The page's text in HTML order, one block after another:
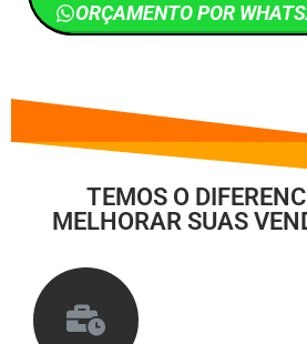
ORÇAMENTO POR
TEMOS O
MELHORAR SUAS